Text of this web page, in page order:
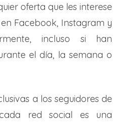
oferta que les interese
Facebook, Instagram y
incluso si han
el día, la semana o
a los seguidores de
red social es una